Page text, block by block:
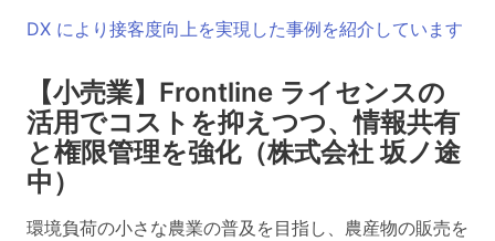
DX により接客度向上を実現した事例を紹介しています
【小売業】Frontline ライセンスの
活用でコストを抑えつつ、情報共有
と権限管理を強化（株式会社 坂ノ途
中）
環境負荷の小さな農業の普及を目指し、農産物の販売を